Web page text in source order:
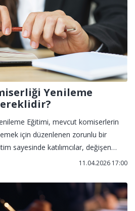
Yenileme
Eğitimi, mevcut komiserlerin
için düzenlenen zorunlu bir
sayesinde katılımcılar, değişen
güncel bilgi sahibi olur.11.04.2026 17:00